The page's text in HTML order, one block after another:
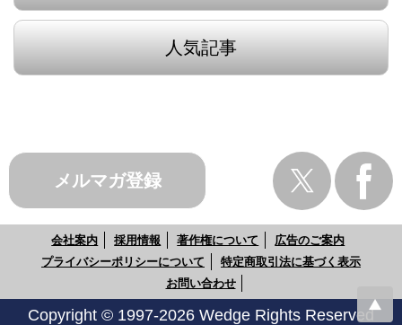
人気記事
メルマガ登録
会社案内 採用情報 著作権について
広告のご案内
プライバシーポリシーについて
特定商取引法に基づく表示
お問い合わせ
Copyright © 1997-2026 Wedge Rights Reserved